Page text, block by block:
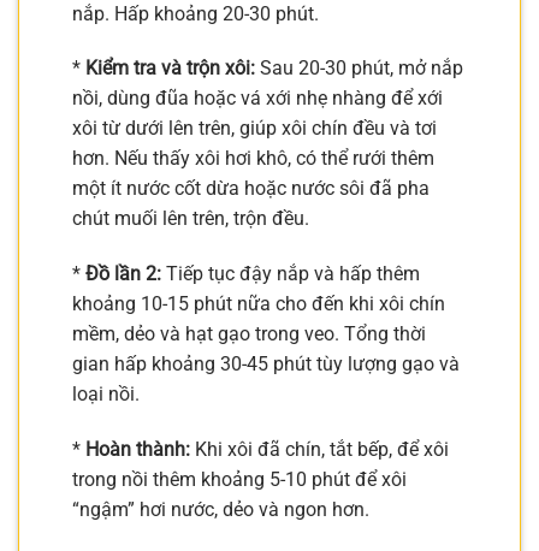
nắp. Hấp khoảng 20-30 phút.
* Kiểm tra và trộn xôi: Sau 20-30 phút, mở nắp
nồi, dùng đũa hoặc vá xới nhẹ nhàng để xới
xôi từ dưới lên trên, giúp xôi chín đều và tơi
hơn. Nếu thấy xôi hơi khô, có thể rưới thêm
một ít nước cốt dừa hoặc nước sôi đã pha
chút muối lên trên, trộn đều.
* Đồ lần 2: Tiếp tục đậy nắp và hấp thêm
khoảng 10-15 phút nữa cho đến khi xôi chín
mềm, dẻo và hạt gạo trong veo. Tổng thời
gian hấp khoảng 30-45 phút tùy lượng gạo và
loại nồi.
* Hoàn thành: Khi xôi đã chín, tắt bếp, để xôi
trong nồi thêm khoảng 5-10 phút để xôi
“ngậm” hơi nước, dẻo và ngon hơn.